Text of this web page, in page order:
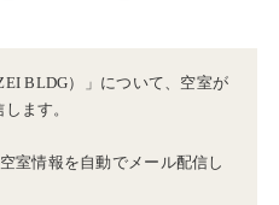
BLDG）」について、空室が
ます。
室情報を自動でメール配信し